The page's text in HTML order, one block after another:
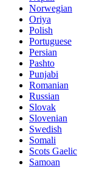
Norwegian
Oriya
Polish
Portuguese
Persian
Pashto
Punjabi
Romanian
Russian
Slovak
Slovenian
Swedish
Somali
Scots Gaelic
Samoan